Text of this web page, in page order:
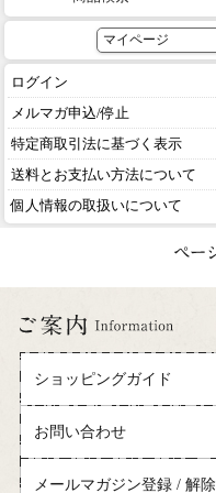
マイページ
ログイン
メルマガ申込/停止
特定商取引法に基づく表示
送料とお支払い方法について
個人情報の取扱いについて
ショッピングガイド
お問い合わせ
メールマガジン登録 / 解除